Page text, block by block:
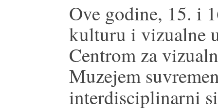
Ove godine, 15. i
kulturu i vizualne
Centrom za
Muzejem
interdisciplinarni